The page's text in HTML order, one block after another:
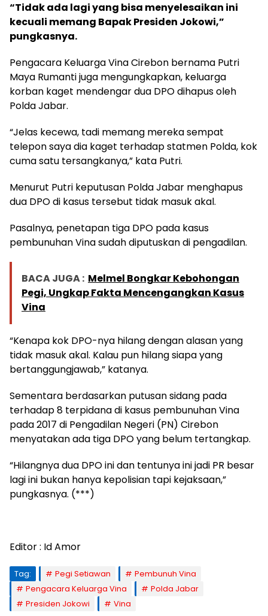
“Tidak ada lagi yang bisa menyelesaikan ini
kecuali memang Bapak Presiden Jokowi,”
pungkasnya.
Pengacara Keluarga Vina Cirebon bernama Putri
Maya Rumanti juga mengungkapkan, keluarga
korban kaget mendengar dua DPO dihapus oleh
Polda Jabar.
“Jelas kecewa, tadi memang mereka sempat
telepon saya dia kaget terhadap statmen Polda, kok
cuma satu tersangkanya,” kata Putri.
Menurut Putri keputusan Polda Jabar menghapus
dua DPO di kasus tersebut tidak masuk akal.
Pasalnya, penetapan tiga DPO pada kasus
pembunuhan Vina sudah diputuskan di pengadilan.
BACA JUGA : Melmel Bongkar Kebohongan
Pegi, Ungkap Fakta Mencengangkan Kasus
Vina
“Kenapa kok DPO-nya hilang dengan alasan yang
tidak masuk akal. Kalau pun hilang siapa yang
bertanggungjawab,” katanya.
Sementara berdasarkan putusan sidang pada
terhadap 8 terpidana di kasus pembunuhan Vina
pada 2017 di Pengadilan Negeri (PN) Cirebon
menyatakan ada tiga DPO yang belum tertangkap.
“Hilangnya dua DPO ini dan tentunya ini jadi PR besar
lagi ini bukan hanya kepolisian tapi kejaksaan,”
pungkasnya. (***)
Editor : Id Amor
Tag: Pegi Setiawan
Pembunuh Vina
Pengacara Keluarga Vina
Polda Jabar
Presiden Jokowi
Vina